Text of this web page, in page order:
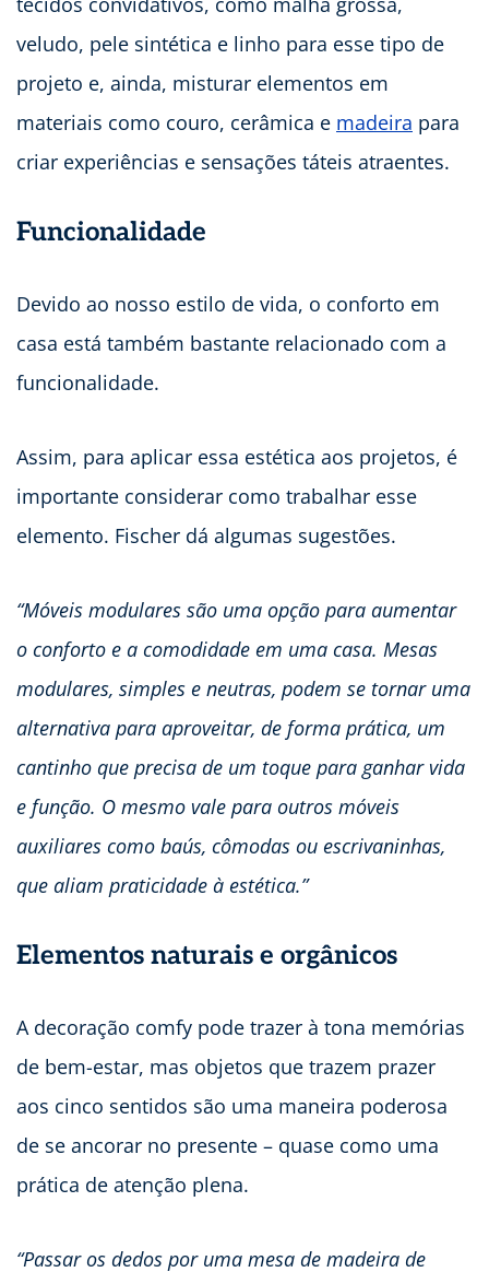
veludo, pele sintética e linho para esse tipo de
projeto e, ainda, misturar elementos em
materiais como couro, cerâmica e madeira para
criar experiências e sensações táteis atraentes.
Funcionalidade
Devido ao nosso estilo de vida, o conforto em
casa está também bastante relacionado com a
funcionalidade.
Assim, para aplicar essa estética aos projetos, é
importante considerar como trabalhar esse
elemento. Fischer dá algumas sugestões.
“Móveis modulares são uma opção para aumentar
o conforto e a comodidade em uma casa. Mesas
modulares, simples e neutras, podem se tornar uma
alternativa para aproveitar, de forma prática, um
cantinho que precisa de um toque para ganhar vida
e função. O mesmo vale para outros móveis
auxiliares como baús, cômodas ou escrivaninhas,
que aliam praticidade à estética.”
Elementos naturais e orgânicos
A decoração comfy pode trazer à tona memórias
de bem-estar, mas objetos que trazem prazer
aos cinco sentidos são uma maneira poderosa
de se ancorar no presente – quase como uma
prática de atenção plena.
“Passar os dedos por uma mesa de madeira de